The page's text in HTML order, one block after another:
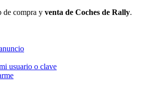
de compra y venta de Coches de Rally.
usuario o clave